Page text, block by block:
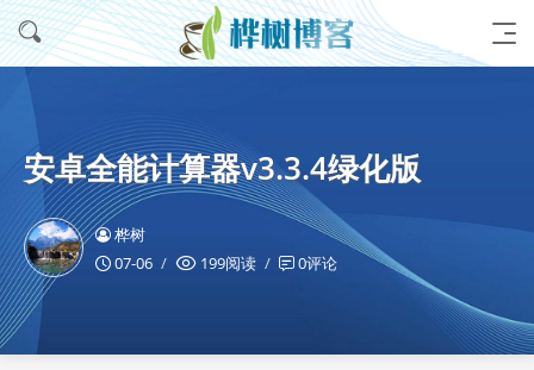
安卓全能计算器v3.3.4绿化版
桦树
07-06
199阅读 0评论